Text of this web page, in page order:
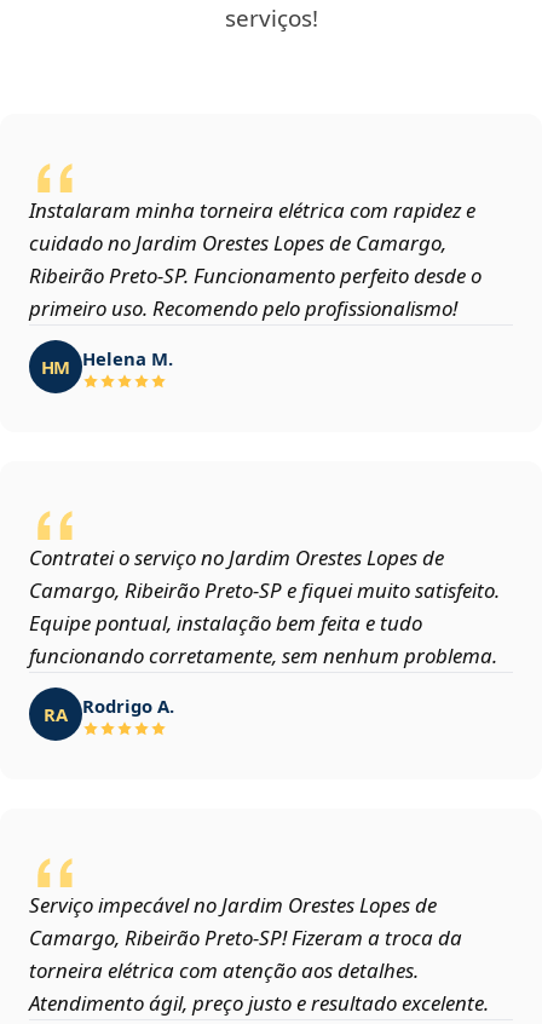
serviços!
Instalaram minha torneira elétrica com rapidez e
cuidado no Jardim Orestes Lopes de Camargo,
Ribeirão Preto‑SP. Funcionamento perfeito desde o
primeiro uso. Recomendo pelo profissionalismo!
HM Helena M.
Contratei o serviço no Jardim Orestes Lopes de
Camargo, Ribeirão Preto‑SP e fiquei muito satisfeito.
Equipe pontual, instalação bem feita e tudo
funcionando corretamente, sem nenhum problema.
RA Rodrigo A.
Serviço impecável no Jardim Orestes Lopes de
Camargo, Ribeirão Preto‑SP! Fizeram a troca da
torneira elétrica com atenção aos detalhes.
Atendimento ágil, preço justo e resultado excelente.